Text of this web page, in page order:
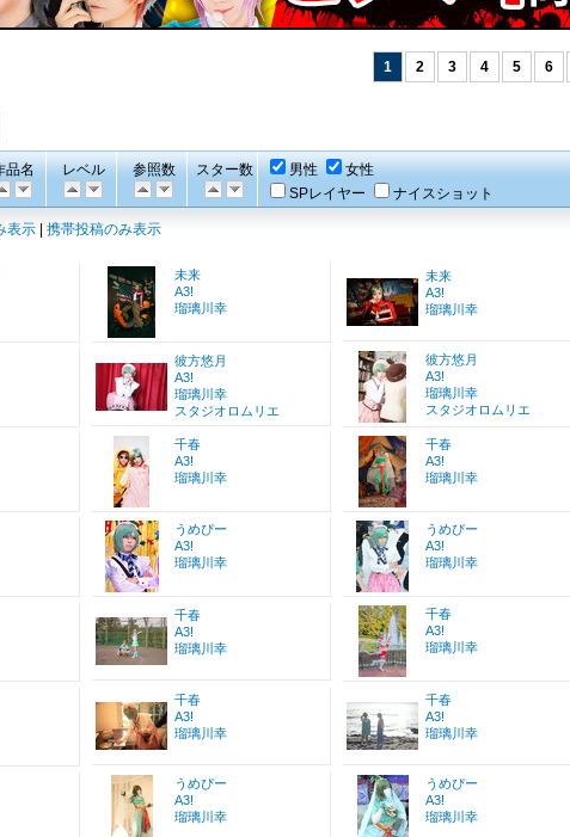
1 2 3 4 5 6
品名 レベル 参照数 スター数 男性
女性
SPレイヤー
ナイスショット
表示 携帯投稿のみ表示
未来
A3!
瑠璃川幸
未来
A3!
瑠璃川幸
彼方悠月
A3!
瑠璃川幸
スタジオロムリエ
彼方悠月
A3!
瑠璃川幸
スタジオロムリエ
千春
A3!
瑠璃川幸
千春
A3!
瑠璃川幸
うめぴー
A3!
瑠璃川幸
うめぴー
A3!
瑠璃川幸
千春
A3!
瑠璃川幸
千春
A3!
瑠璃川幸
千春
A3!
瑠璃川幸
千春
A3!
瑠璃川幸
うめぴー
A3!
瑠璃川幸
うめぴー
A3!
瑠璃川幸